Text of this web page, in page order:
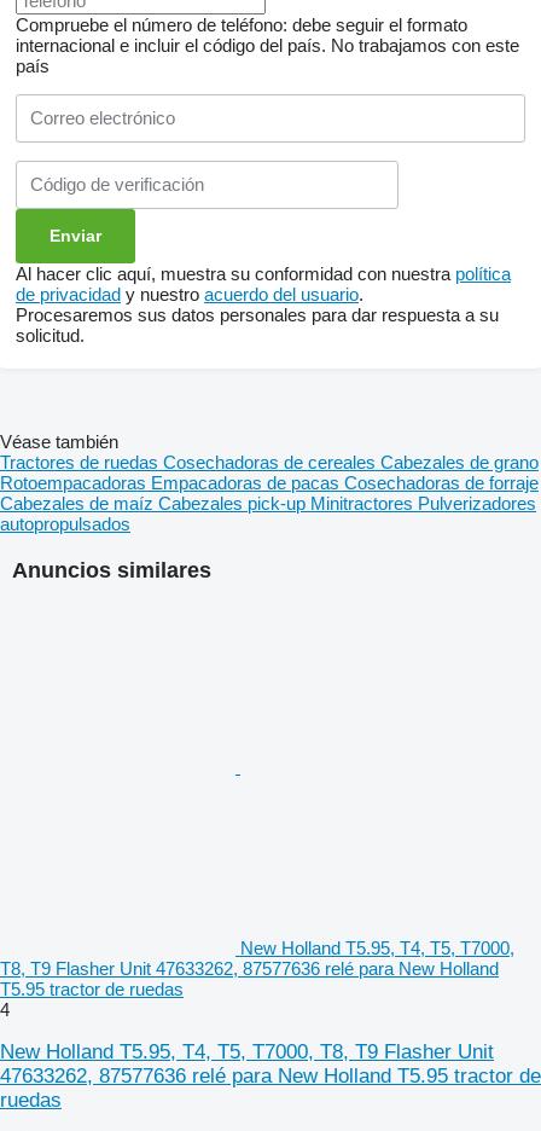
Compruebe el número de teléfono: debe seguir el formato
internacional e incluir el código del país. No trabajamos con este
país
Al hacer clic aquí, muestra su conformidad con nuestra política
de privacidad y nuestro acuerdo del usuario.
Procesaremos sus datos personales para dar respuesta a su
solicitud.
Anuncios similares
New Holland T5.95, T4, T5, T7000,
T8, T9 Flasher Unit 47633262, 87577636 relé para New Holland
T5.95 tractor de ruedas
4
New Holland T5.95, T4, T5, T7000, T8, T9 Flasher Unit
47633262, 87577636 relé para New Holland T5.95 tractor de
ruedas
Véase también
Tractores de ruedas Cosechadoras de cereales Cabezales de grano
Rotoempacadoras Empacadoras de pacas Cosechadoras de forraje
Cabezales de maíz Cabezales pick-up Minitractores Pulverizadores
autopropulsados